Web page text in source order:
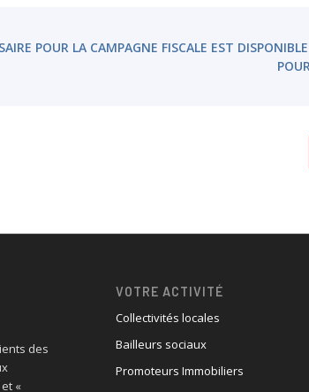
POUR LA CAMPAGNE FISCALE EST
des
«
VOTRE ACTIVITÉ
Collectivités locales
Bailleurs sociaux
Promoteurs Immobiliers